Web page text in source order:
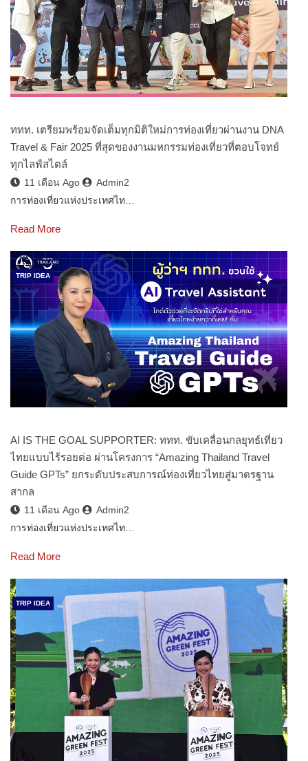
ททท. เตรียมพร้อมจัดเต็มทุกมิติใหม่การท่องเที่ยวผ่านงาน DNA
Travel & Fair 2025 ที่สุดของงานมหกรรมท่องเที่ยวที่ตอบโจทย์
ทุกไลฟ์สไตล์
11 เดือน Ago
Admin2
การท่องเที่ยวแห่งประเทศไท…
Read More
TRIP IDEA
AI IS THE GOAL SUPPORTER: ททท. ขับเคลื่อนกลยุทธ์เที่ยว
ไทยแบบไร้รอยต่อ ผ่านโครงการ “Amazing Thailand Travel
Guide GPTs” ยกระดับประสบการณ์ท่องเที่ยวไทยสู่มาตรฐาน
สากล
11 เดือน Ago
Admin2
การท่องเที่ยวแห่งประเทศไท…
Read More
TRIP IDEA